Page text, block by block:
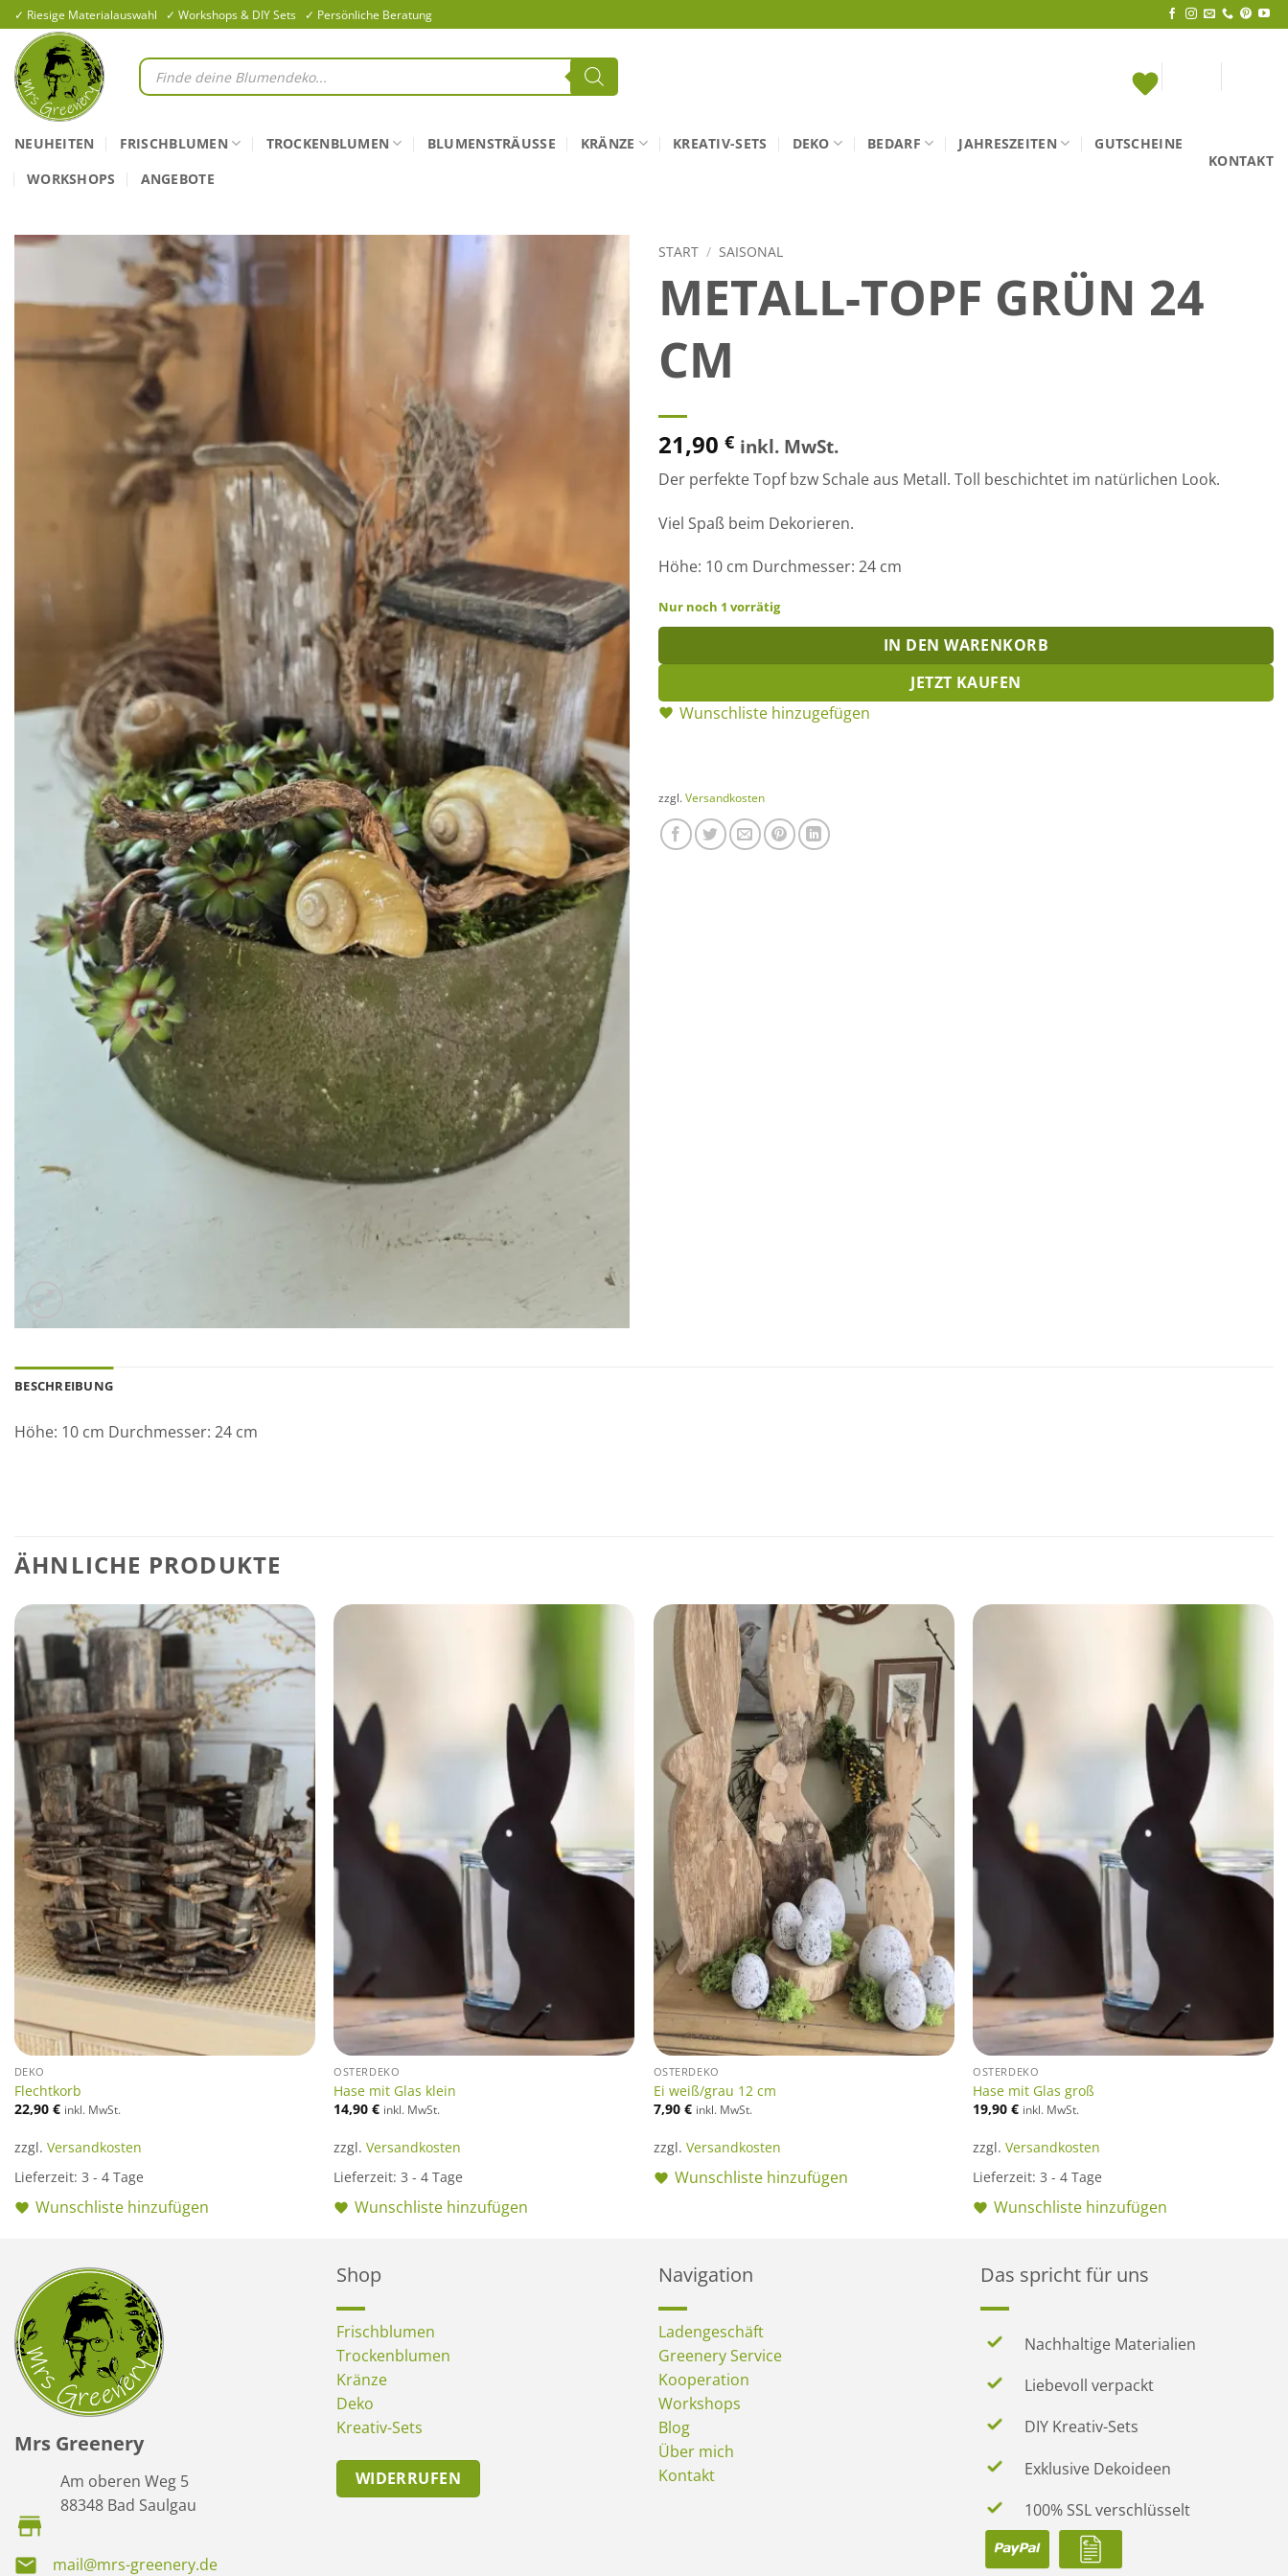
Zum
Inhalt
springen
✓ Riesige Materialauswahl ✓ Workshops & DIY Sets ✓ Persönliche Beratung
Products
search
NEUHEITEN FRISCHBLUMEN TROCKENBLUMEN BLUMENSTRÄUSSE KRÄNZE KREATIV-SETS DEKO BEDARF JAHRESZEITEN
GUTSCHEINE
WORKSHOPS
ANGEBOTE
KONTAKT
START / SAISONAL
METALL-TOPF GRÜN 24
CM
21,90 € inkl. MwSt.
Der perfekte Topf bzw Schale aus Metall. Toll beschichtet im natürlichen Look.
Viel Spaß beim Dekorieren.
Höhe: 10 cm Durchmesser: 24 cm
Nur noch 1 vorrätig
IN DEN WARENKORB
JETZT KAUFEN
Wunschliste hinzugefügen
zzgl. Versandkosten
BESCHREIBUNG
Höhe: 10 cm Durchmesser: 24 cm
ÄHNLICHE PRODUKTE
DEKO
Flechtkorb
22,90 € inkl. MwSt.
zzgl. Versandkosten
Lieferzeit: 3 - 4 Tage
Wunschliste hinzufügen
OSTERDEKO
Hase mit Glas klein
14,90€ inkl. MwSt.
zzgl.Versandkosten
Lieferzeit:3 - 4 Tage
Wunschliste hinzufügen
OSTERDEKO
Ei weiß/grau 12 cm
7,90 € inkl. MwSt.
zzgl. Versandkosten
Wunschliste hinzufügen
OSTERDEKO
Hase mit Glas groß
19,90€ inkl. MwSt.
zzgl.Versandkosten
Lieferzeit:3 - 4 Tage
Wunschliste hinzufügen
Mrs Greenery
Am oberen Weg 5
88348 Bad Saulgau
mail@mrs-greenery.de
Shop
Frischblumen
Trockenblumen
Kränze
Deko
Kreativ-Sets
WIDERRUFEN
Navigation
Ladengeschäft
Greenery Service
Kooperation
Workshops
Blog
Über mich
Kontakt
Das spricht für uns
Nachhaltige Materialien
Liebevoll verpackt
DIY Kreativ-Sets
Exklusive Dekoideen
100% SSL verschlüsselt